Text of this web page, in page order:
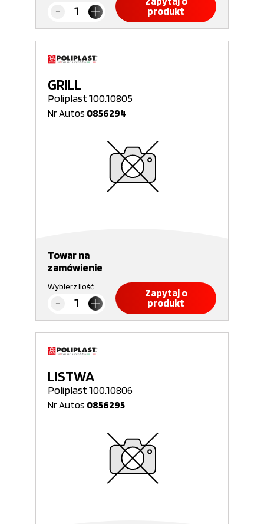
produkt
GRILL
Poliplast 100.10805
Nr Autos 0856294
Towar na
zamówienie
Wybierz ilość
Zapytaj o
produkt
LISTWA
Poliplast 100.10806
Nr Autos 0856295